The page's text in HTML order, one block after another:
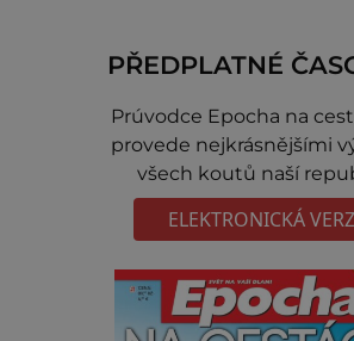
PŘEDPLATNÉ
Prúvodce Epocha na
provede nejkrásnějšími
všech koutů naší
ELEKTRONICKÁ